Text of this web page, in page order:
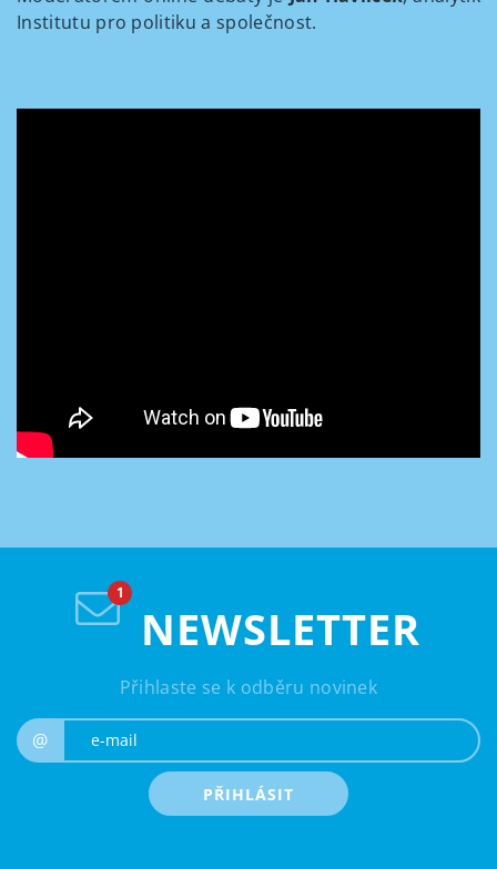
Institutu pro politiku a společnost.
NEWSLETTER
Přihlaste se k odběru novinek
@
PŘIHLÁSIT